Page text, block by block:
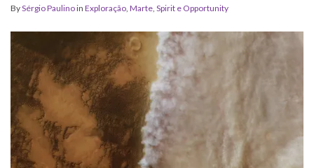
BySérgio Paulinoin Exploração, Marte, Spirit e Opportunity